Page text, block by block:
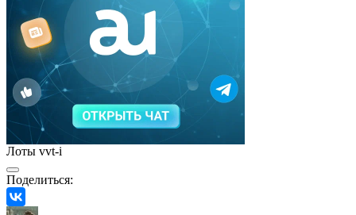
Лоты vvt-i
Поделиться: